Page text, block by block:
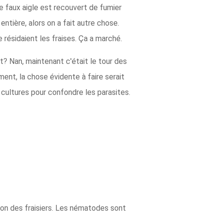
faux aigle est recouvert de fumier
alors on a fait autre chose.
les fraises. Ça a marché.
Nan, maintenant c'était le tour des
la chose évidente à faire serait
pour confondre les parasites.
des fraisiers. Les nématodes sont